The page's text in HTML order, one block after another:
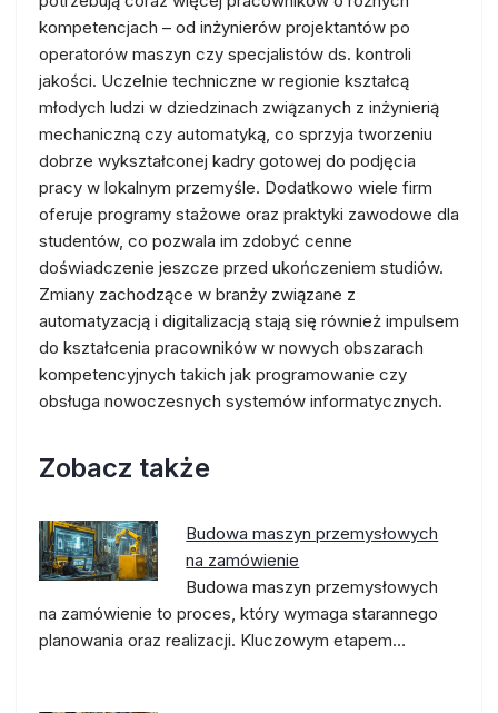
kompetencjach – od inżynierów projektantów po
operatorów maszyn czy specjalistów ds. kontroli
jakości. Uczelnie techniczne w regionie kształcą
młodych ludzi w dziedzinach związanych z inżynierią
mechaniczną czy automatyką, co sprzyja tworzeniu
dobrze wykształconej kadry gotowej do podjęcia
pracy w lokalnym przemyśle. Dodatkowo wiele firm
oferuje programy stażowe oraz praktyki zawodowe dla
studentów, co pozwala im zdobyć cenne
doświadczenie jeszcze przed ukończeniem studiów.
Zmiany zachodzące w branży związane z
automatyzacją i digitalizacją stają się również impulsem
do kształcenia pracowników w nowych obszarach
kompetencyjnych takich jak programowanie czy
obsługa nowoczesnych systemów informatycznych.
Zobacz także
Budowa maszyn przemysłowych
na zamówienie
Budowa maszyn przemysłowych
na zamówienie to proces, który wymaga starannego
planowania oraz realizacji. Kluczowym etapem…